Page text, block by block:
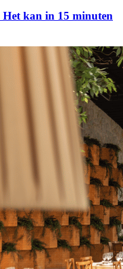
Het kan in 15 minuten